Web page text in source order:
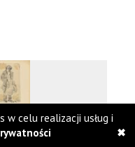
w celu realizacji usług i